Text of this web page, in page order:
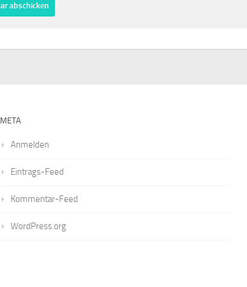
META
Anmelden
Eintrags-Feed
Kommentar-Feed
WordPress.org